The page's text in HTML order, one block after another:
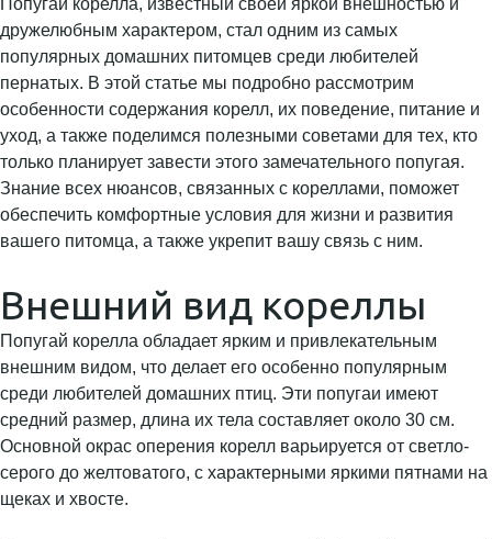
Попугай корелла, известный своей яркой внешностью и
дружелюбным характером, стал одним из самых
популярных домашних питомцев среди любителей
пернатых. В этой статье мы подробно рассмотрим
особенности содержания корелл, их поведение, питание и
уход, а также поделимся полезными советами для тех, кто
только планирует завести этого замечательного попугая.
Знание всех нюансов, связанных с кореллами, поможет
обеспечить комфортные условия для жизни и развития
вашего питомца, а также укрепит вашу связь с ним.
Внешний вид кореллы
Попугай корелла обладает ярким и привлекательным
внешним видом, что делает его особенно популярным
среди любителей домашних птиц. Эти попугаи имеют
средний размер, длина их тела составляет около 30 см.
Основной окрас оперения корелл варьируется от светло-
серого до желтоватого, с характерными яркими пятнами на
щеках и хвосте.